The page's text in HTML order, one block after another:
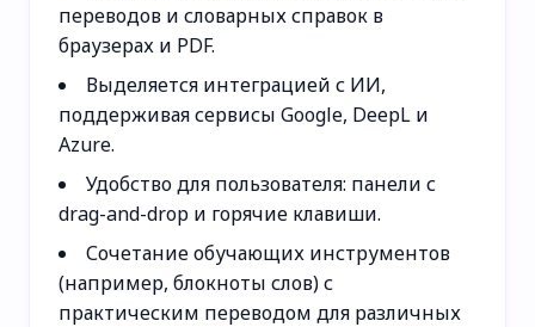
переводов и словарных справок в
браузерах и PDF.
Выделяется интеграцией с ИИ,
поддерживая сервисы Google, DeepL и
Azure.
Удобство для пользователя: панели с
drag-and-drop и горячие клавиши.
Сочетание обучающих инструментов
(например, блокноты слов) с
практическим переводом для различных